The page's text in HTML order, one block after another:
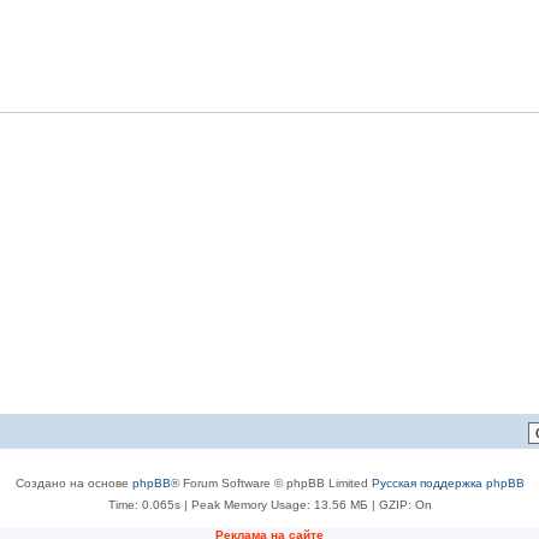
Создано на основе phpBB® Forum Software © phpBB Limited Русская поддержка phpBB
Time: 0.065s| Peak Memory Usage: 13.56 МБ | GZIP: On
Реклама на сайте